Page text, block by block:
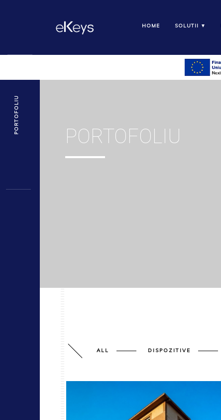
HOME SOLUTII ▼
PORTOFOLIU
ALL DISPOZITIVE
PORTOFOLIU